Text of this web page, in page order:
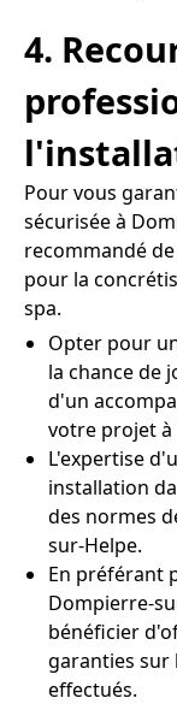
4.
Pour vous
sécurisée à
recommandé
pour la
spa.
Opter pour
la chance de
d'un
votre projet à
L'expertise
installation
des normes
sur-Helpe.
En préférant
Dompierre-
bénéficier
garanties sur
effectués.